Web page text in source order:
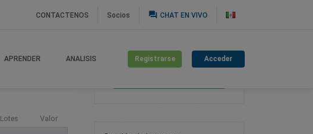
CONTACTENOS Socios question_answer CHAT EN VIVO
APRENDER ANALISIS Registrarse Acceder
Lotes Valor
Cree una cuenta de